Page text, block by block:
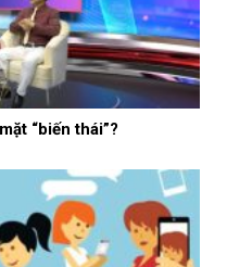
“biến thái”?